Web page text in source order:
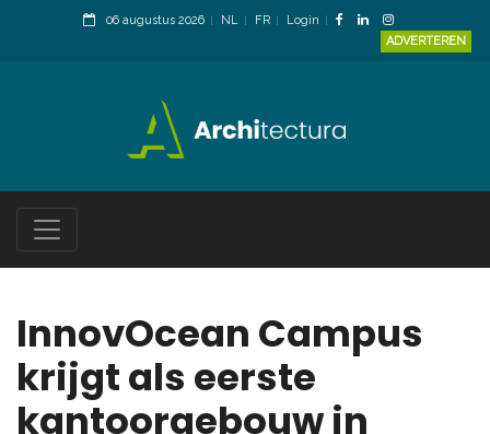
06 augustus 2026 NL FR
Login
ADVERTEREN
InnovOcean Campus
krijgt als eerste
kantoorgebouw in